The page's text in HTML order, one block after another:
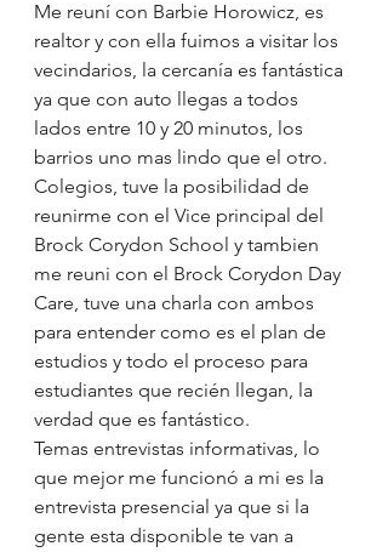
Me reuní con Barbie Horowicz, es
realtor y con ella fuimos a visitar los
vecindarios, la cercanía es fantástica
ya que con auto llegas a todos
lados entre 10 y 20 minutos, los
barrios uno mas lindo que el otro.
Colegios, tuve la posibilidad de
reunirme con el Vice principal del
Brock Corydon School y tambien
me reuni con el Brock Corydon Day
Care, tuve una charla con ambos
para entender como es el plan de
estudios y todo el proceso para
estudiantes que recién llegan, la
verdad que es fantástico.
Temas entrevistas informativas, lo
que mejor me funcionó a mi es la
entrevista presencial ya que si la
gente esta disponible te van a